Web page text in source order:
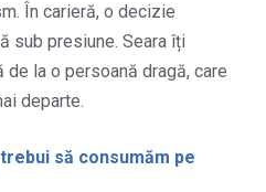
În carieră, o decizie
sub presiune. Seara îți
la o persoană dragă, care
departe.
să consumăm pe